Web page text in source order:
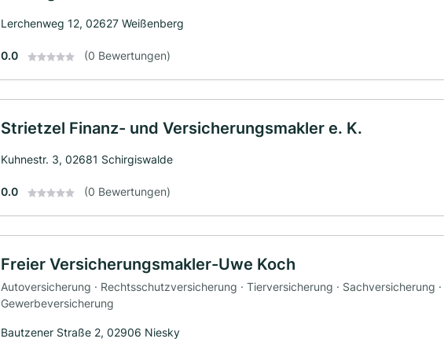
Lerchenweg 12, 02627 Weißenberg
0.0 (0 Bewertungen)
Strietzel Finanz- und Versicherungsmakler e. K.
Kuhnestr. 3, 02681 Schirgiswalde
0.0 (0 Bewertungen)
Freier Versicherungsmakler-Uwe Koch
Autoversicherung · Rechtsschutzversicherung · Tierversicherung · Sachversicherung ·
Gewerbeversicherung
Bautzener Straße 2, 02906 Niesky